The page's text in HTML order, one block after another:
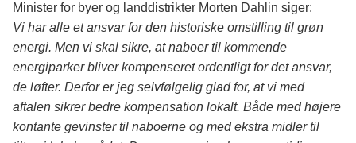
Minister for byer og landdistrikter Morten Dahlin siger:
Vi har alle et ansvar for den historiske omstilling til grøn
energi. Men vi skal sikre, at naboer til kommende
energiparker bliver kompenseret ordentligt for det ansvar,
de løfter. Derfor er jeg selvfølgelig glad for, at vi med
aftalen sikrer bedre kompensation lokalt. Både med højere
kontante gevinster til naboerne og med ekstra midler til